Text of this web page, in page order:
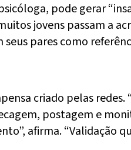
pode gerar
jovens passam a
pares como
criado pelas
postagem e
afirma. “Validação